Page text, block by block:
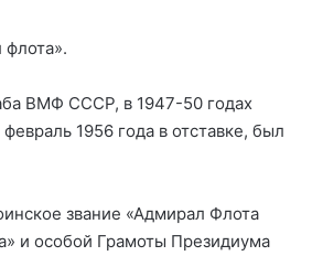
ВМФ СССР, в 1947-50 годах
1956 года в отставке, был
звание «Адмирал Флота
и особой Грамоты Президиума